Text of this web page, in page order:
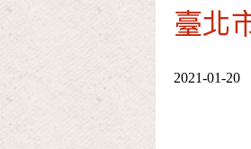
臺北
2021-01-20